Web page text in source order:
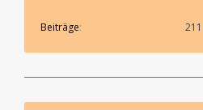
Beiträge 211